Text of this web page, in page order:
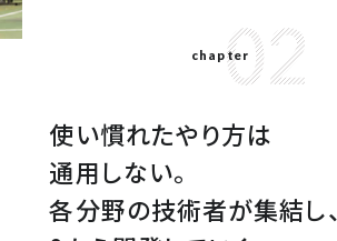
chapter
使い慣れたやり方は
通用しない。
各分野の技術者が集結し、